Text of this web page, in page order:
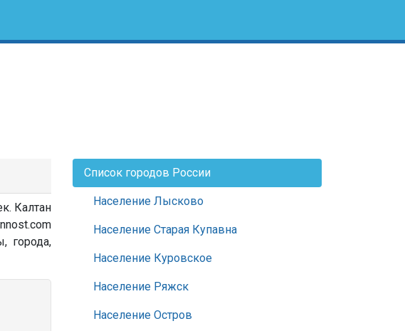
Калтан
города,
Список городов России
Население Лысково
Население Старая Купавна
Население Куровское
Население Ряжск
Население Остров